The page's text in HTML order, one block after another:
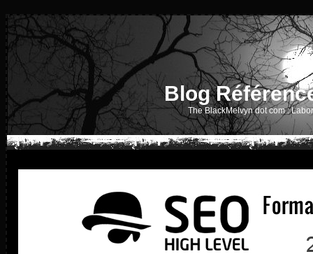
Blog
The BlackMelvyn dot com :